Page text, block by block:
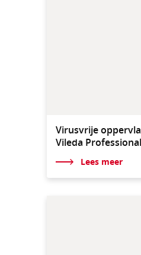
Virusvrije
Vileda
Lees meer